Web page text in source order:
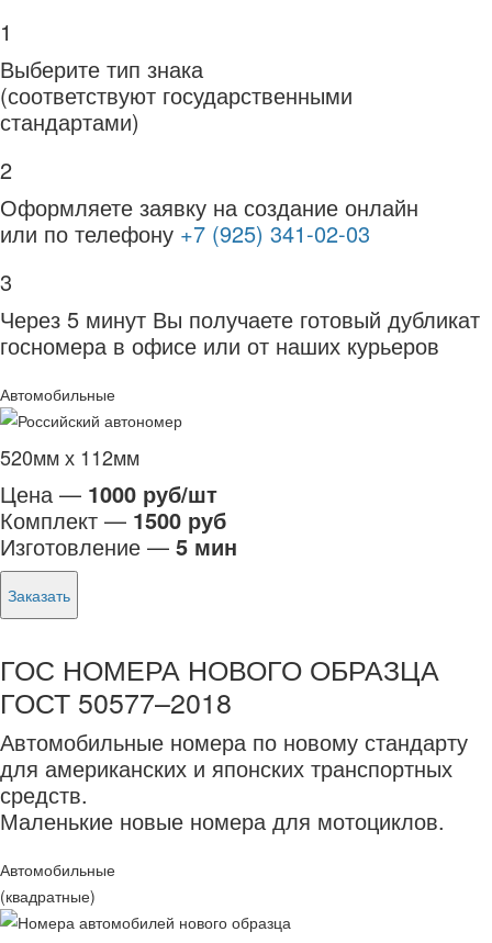
1
Выберите тип знака
(соответствуют государственными
стандартами)
2
Оформляете заявку на создание онлайн
или по телефону +7 (925) 341-02-03
3
Через 5 минут Вы получаете готовый дубликат
госномера в офисе или от наших курьеров
Автомобильные
520мм х 112мм
Цена — 1000 руб/шт
Комплект — 1500 руб
Изготовление — 5 мин
Заказать
ГОС НОМЕРА НОВОГО ОБРАЗЦА
ГОСТ 50577–2018
Автомобильные номера по новому стандарту
для американских и японских транспортных
средств.
Маленькие новые номера для мотоциклов.
Автомобильные
(квадратные)